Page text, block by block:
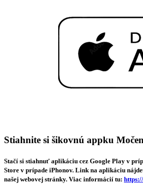
Stiahnite si šikovnú appku
Stačí si stiahnuť aplikáciu cez Google Play v
Store v prípade iPhonov. Link na aplikáciu
našej webovej stránky. Viac informácií tu: